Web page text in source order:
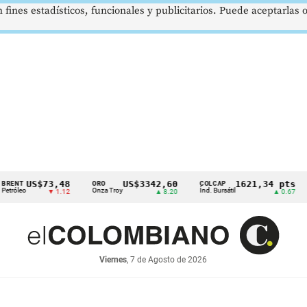
US$73,48
▼ 1.12
ORO
Onza Troy
US$3342,60 COLCAP
Índ. Bursátil
1621,34 pts
Viernes, 7 de Agosto de 2026
estadísticos, funcionales y publicitarios. Puede aceptarlas